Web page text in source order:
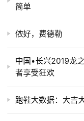
简单
侬好，费德勒
中国•长兴2019龙
者享受狂欢
跑鞋大数据：大吉